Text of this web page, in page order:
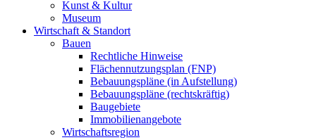
Kunst & Kultur
Museum
Wirtschaft & Standort
Bauen
Rechtliche Hinweise
Flächennutzungsplan (FNP)
Bebauungspläne (in Aufstellung)
Bebauungspläne (rechtskräftig)
Baugebiete
Immobilienangebote
Wirtschaftsregion